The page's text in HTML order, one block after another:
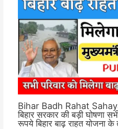
Bihar Badh Rahat
बिहार सरकार की बड़ी घोषणा
रूपये बिहार बाढ़ राहत योजना के